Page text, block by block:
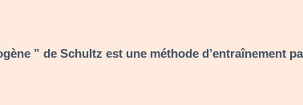
” de Schultz est une méthode d’entraînement